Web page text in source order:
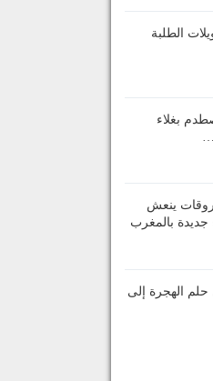
الطلبة
بغلاء
ينعش
بالمغرب
الهجرة إلى